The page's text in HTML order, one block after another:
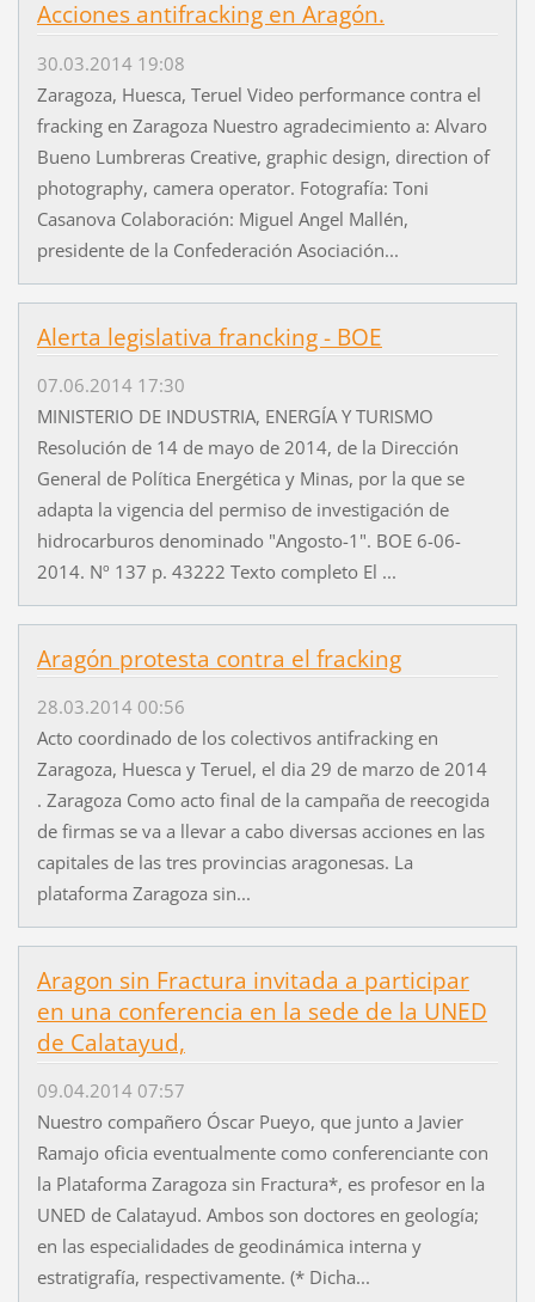
Acciones antifracking en Aragón.
30.03.2014 19:08
Zaragoza, Huesca, Teruel Video performance contra el
fracking en Zaragoza Nuestro agradecimiento a: Alvaro
Bueno Lumbreras Creative, graphic design, direction of
photography, camera operator. Fotografía: Toni
Casanova Colaboración: Miguel Angel Mallén,
presidente de la Confederación Asociación...
Alerta legislativa francking - BOE
07.06.2014 17:30
MINISTERIO DE INDUSTRIA, ENERGÍA Y TURISMO
Resolución de 14 de mayo de 2014, de la Dirección
General de Política Energética y Minas, por la que se
adapta la vigencia del permiso de investigación de
hidrocarburos denominado "Angosto-1". BOE 6-06-
2014. Nº 137 p. 43222 Texto completo El ...
Aragón protesta contra el fracking
28.03.2014 00:56
Acto coordinado de los colectivos antifracking en
Zaragoza, Huesca y Teruel, el dia 29 de marzo de 2014
. Zaragoza Como acto final de la campaña de reecogida
de firmas se va a llevar a cabo diversas acciones en las
capitales de las tres provincias aragonesas. La
plataforma Zaragoza sin...
Aragon sin Fractura invitada a participar
en una conferencia en la sede de la UNED
de Calatayud,
09.04.2014 07:57
Nuestro compañero Óscar Pueyo, que junto a Javier
Ramajo oficia eventualmente como conferenciante con
la Plataforma Zaragoza sin Fractura*, es profesor en la
UNED de Calatayud. Ambos son doctores en geología;
en las especialidades de geodinámica interna y
estratigrafía, respectivamente. (* Dicha...